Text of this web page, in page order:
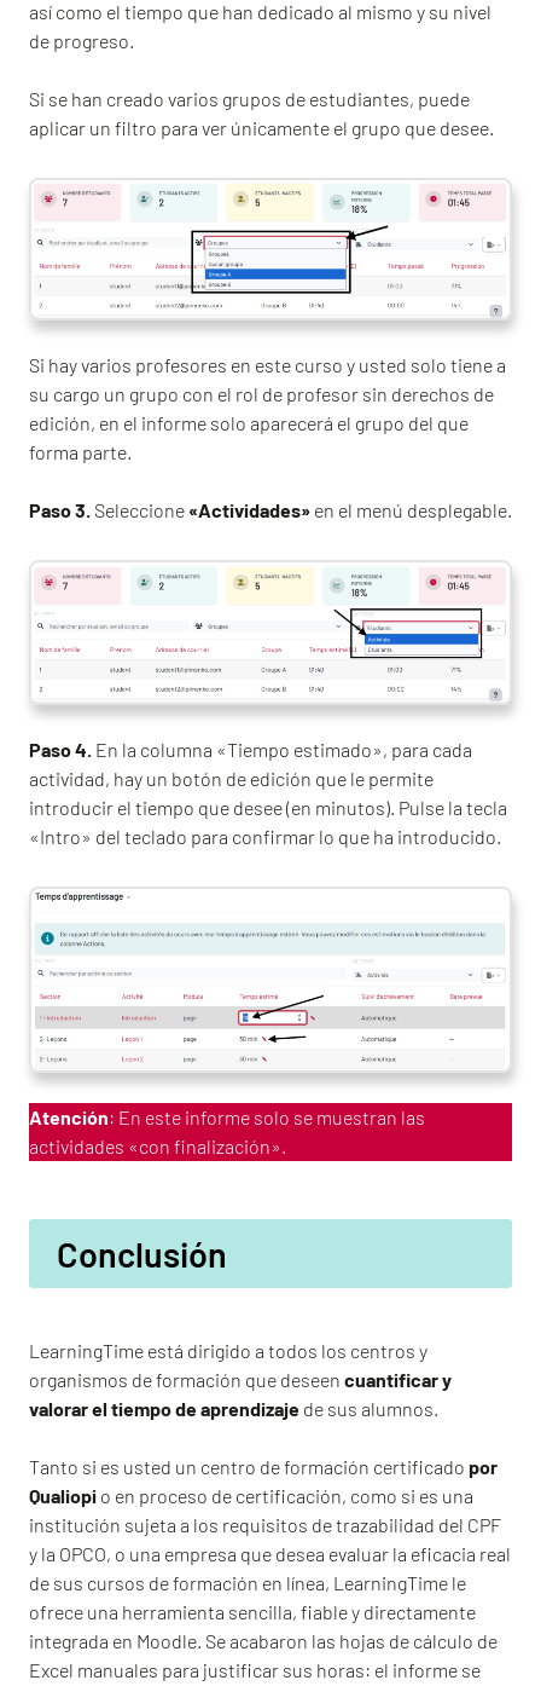
así como el tiempo que han dedicado al mismo y su nivel
de progreso.
Si se han creado varios grupos de estudiantes, puede
aplicar un filtro para ver únicamente el grupo que desee.
Si hay varios profesores en este curso y usted solo tiene a
su cargo un grupo con el rol de profesor sin derechos de
edición, en el informe solo aparecerá el grupo del que
forma parte.
Paso 3. Seleccione «Actividades» en el menú desplegable.
Paso 4. En la columna «Tiempo estimado», para cada
actividad, hay un botón de edición que le permite
introducir el tiempo que desee (en minutos). Pulse la tecla
«Intro» del teclado para confirmar lo que ha introducido.
Atención: En este informe solo se muestran las
actividades «con finalización».
Conclusión
LearningTime está dirigido a todos los centros y
organismos de formación que deseen cuantificar y
valorar el tiempo de aprendizaje de sus alumnos.
Tanto si es usted un centro de formación certificado por
Qualiopi o en proceso de certificación, como si es una
institución sujeta a los requisitos de trazabilidad del CPF
y la OPCO, o una empresa que desea evaluar la eficacia real
de sus cursos de formación en línea, LearningTime le
ofrece una herramienta sencilla, fiable y directamente
integrada en Moodle. Se acabaron las hojas de cálculo de
Excel manuales para justificar sus horas: el informe se